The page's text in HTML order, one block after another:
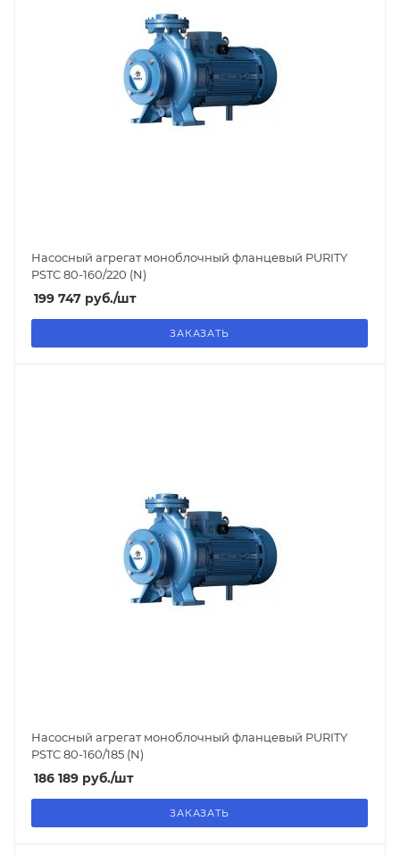
Насосный агрегат моноблочный фланцевый PURITY
PSTC 80-160/220 (N)
199 747 руб./шт
ЗАКАЗАТЬ
Насосный агрегат моноблочный фланцевый PURITY
PSTC 80-160/185 (N)
186 189 руб./шт
ЗАКАЗАТЬ